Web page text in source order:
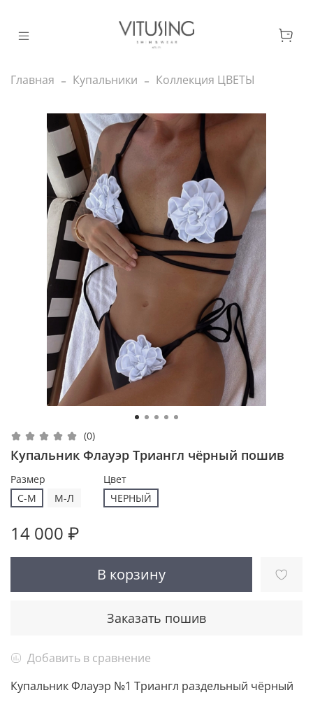
Главная Купальники Коллекция ЦВЕТЫ
(0)
Купальник Флауэр Триангл чёрный пошив
Размер
С-М
M-Л
Цвет
ЧЕРНЫЙ
14 000 ₽
В корзину
Заказать пошив
Добавить в сравнение
Купальник Флауэр №1 Триангл раздельный чёрный